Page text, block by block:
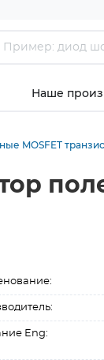
Наше
MOSFET
Eng: